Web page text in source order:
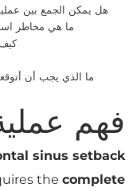
هل يمكن الجمع بين
ما هي مخاطر
ما الذي يجب أن
فهم
sinus setback
the complete